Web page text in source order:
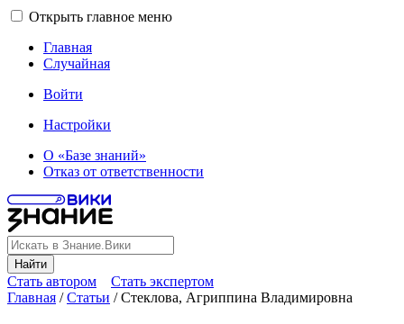
Открыть главное меню
Главная
Случайная
Войти
Настройки
О «Базе знаний»
Отказ от ответственности
Найти
Стать автором
Стать экспертом
Главная /Статьи /Стеклова, Агриппина Владимировна